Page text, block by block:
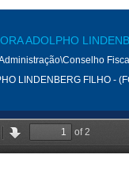
ADOLPHO
LINDENBERG FILHO -